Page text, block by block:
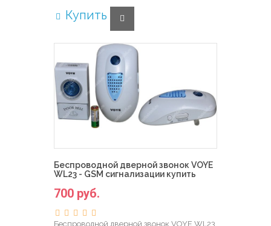
Купить
Беспроводной дверной звонок VOYE
WL23 - GSM сигнализации купить
700 руб.
Беспроводной дверной звонок VOYE WL23